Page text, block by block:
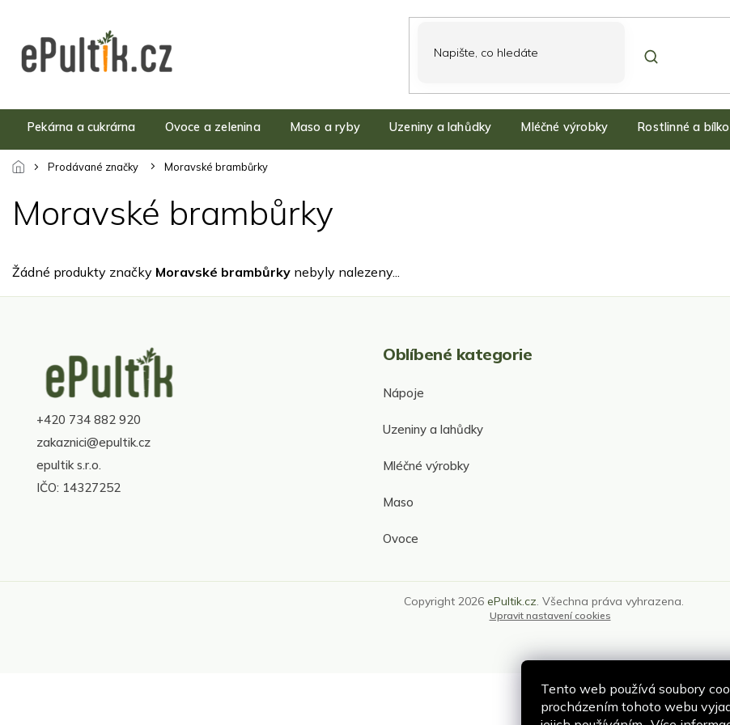
Tento web používá soubory
procházením tohoto webu
obsah
Pekárna a cukrárna Ovoce a zelenina Maso a ryby Uzeniny a lahůdky Mléčné výrobky Rostlinné a
Prodávané značky Moravské brambůrky
Moravské brambůrky
Žádné produkty značky Moravské brambůrky nebyly nalezeny...
+420 734 882 920
zakaznici@epultik.cz
epultik s.r.o.
IČO: 14327252
Oblíbené kategorie
Nápoje
Uzeniny a lahůdky
Mléčné výrobky
Maso
Ovoce
Copyright 2026 ePultik.cz. Všechna práva vyhrazena.
Upravit nastavení cookies